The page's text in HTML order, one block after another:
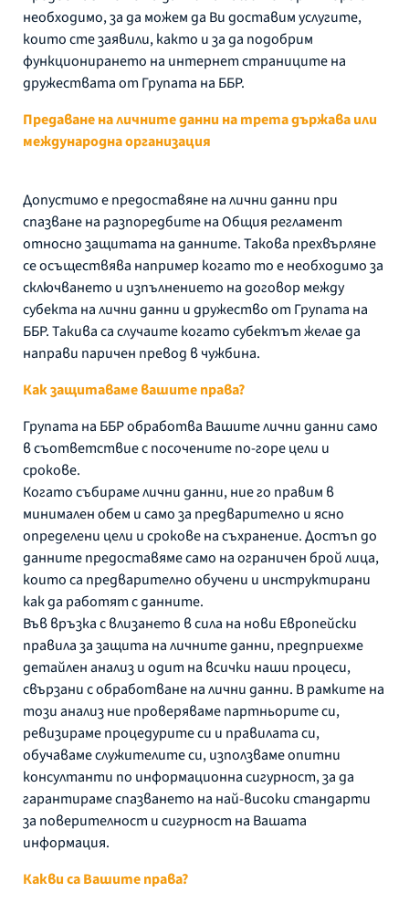
необходимо, за да можем да Ви доставим услугите,
които сте заявили, както и за да подобрим
функционирането на интернет страниците на
дружествата от Групата на ББР.
Предаване на личните данни на трета държава или
международна организация
Допустимо е предоставяне на лични данни при
спазване на разпоредбите на Общия регламент
относно защитата на данните. Такова прехвърляне
се осъществява например когато то е необходимо за
сключването и изпълнението на договор между
субекта на лични данни и дружество от Групата на
ББР. Такива са случаите когато субектът желае да
направи паричен превод в чужбина.
Как защитаваме вашите права?
Групата на ББР обработва Вашите лични данни само
в съответствие с посочените по-горе цели и
срокове.
Когато събираме лични данни, ние го правим в
минимален обем и само за предварително и ясно
определени цели и срокове на съхранение. Достъп до
данните предоставяме само на ограничен брой лица,
които са предварително обучени и инструктирани
как да работят с данните.
Във връзка с влизането в сила на нови Европейски
правила за защита на личните данни, предприехме
детайлен анализ и одит на всички наши процеси,
свързани с обработване на лични данни. В рамките на
този анализ ние проверяваме партньорите си,
ревизираме процедурите си и правилата си,
обучаваме служителите си, използваме опитни
консултанти по информационна сигурност, за да
гарантираме спазването на най-високи стандарти
за поверителност и сигурност на Вашата
информация.
Какви са Вашите права?